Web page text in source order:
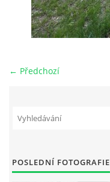
← Předchozí
POSLEDNÍ FOTOGRAFIE